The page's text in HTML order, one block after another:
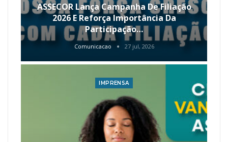
ASSECOR Lança Campanha De Filiação
2026 E Reforça Importância Da
Participação…
Comunicacao 27 jul, 2026
IMPRENSA